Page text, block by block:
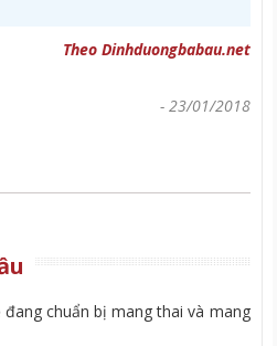
Theo Dinhduongbabau.net
- 23/01/2018
chuẩn bị mang thai và mang